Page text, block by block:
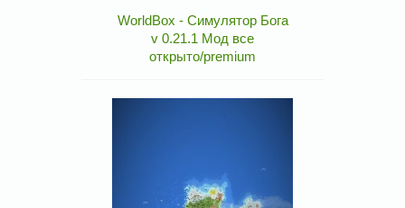
WorldBox - Симулятор Бога
v 0.21.1 Мод все
открыто/premium